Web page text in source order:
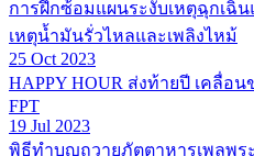
การฝึกซ้อมแผนระงับเหตุฉุกเฉิ
เหตุน้ำมันรั่วไหลและเพลิงไหม้
25 Oct 2023
HAPPY HOUR ส่งท้ายปี เคลื่
FPT
19 Jul 2023
พิธีทำบุญถวายภัตตาหารเพลพร